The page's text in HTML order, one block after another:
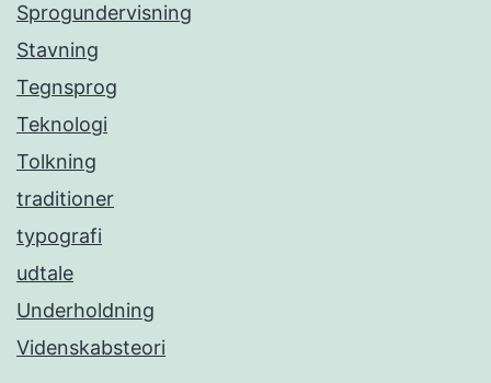
Sprogundervisning
Stavning
Tegnsprog
Teknologi
Tolkning
traditioner
typografi
udtale
Underholdning
Videnskabsteori